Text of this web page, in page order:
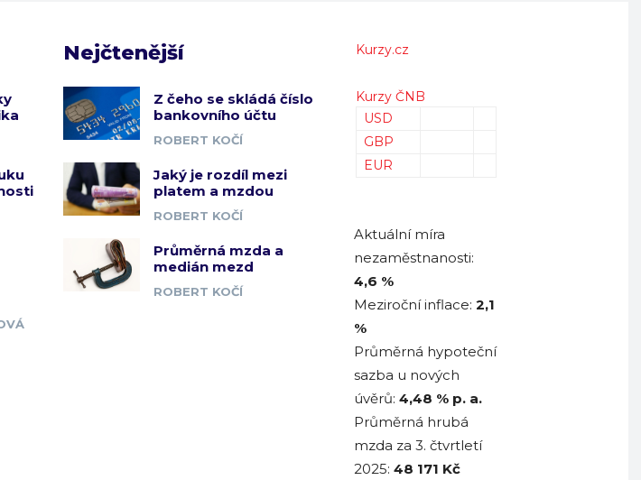
Nejčtenější
Z čeho se skládá číslo
bankovního účtu
ROBERT KOČÍ
Jaký je rozdíl mezi
platem a mzdou
ROBERT KOČÍ
Průměrná mzda a
medián mezd
ROBERT KOČÍ
Kurzy.cz
Kurzy ČNB
USD
GBP
EUR
Aktuální míra
nezaměstnanosti:
4,6 %
Meziroční inflace: 2,1
%
Průměrná hypoteční
sazba u nových
úvěrů: 4,48 % p. a.
Průměrná hrubá
mzda za 3. čtvrtletí
2025: 48 171 Kč